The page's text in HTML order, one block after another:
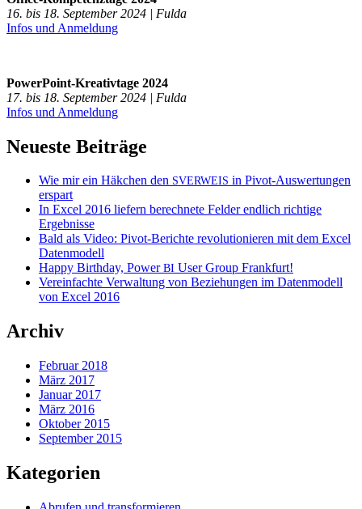
16. bis 18. September 2024 | Fulda
Infos und Anmeldung
PowerPoint-Kreativtage 2024
17. bis 18. September 2024 | Fulda
Infos und Anmeldung
Neueste Beiträge
Wie mir ein Häkchen den SVERWEIS in Pivot-Auswertungen
erspart
In Excel 2016 liefern berechnete Felder endlich richtige
Ergebnisse
Bald als Video: Pivot-Berichte revolutionieren mit dem Excel
Datenmodell
Happy Birthday, PowerBI User Group Frankfurt!
Vereinfachte Verwaltung von Beziehungen im Datenmodell
von Excel 2016
Archiv
Februar 2018
März 2017
Januar 2017
März 2016
Oktober 2015
September 2015
Kategorien